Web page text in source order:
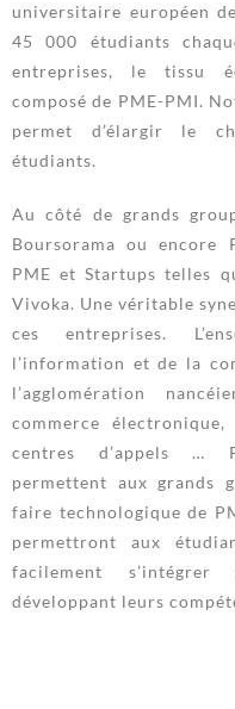
universitaire européen
45 000 étudiants
entreprises, le tissu
composé de PME-PMI.
permet d’élargir le
étudiants.
Au côté de grands
Boursorama ou encore
PME et Startups telles
Vivoka. Une véritable
ces entreprises.
l’information et de la
l’agglomération
commerce
centres d’appels …
permettent aux grands
faire technologique de
permettront aux
facilement
développant leurs